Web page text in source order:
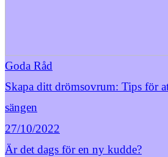
Goda Råd
Skapa ditt drömsovrum: Tips för
sängen
27/10/2022
Är det dags för en ny kudde?